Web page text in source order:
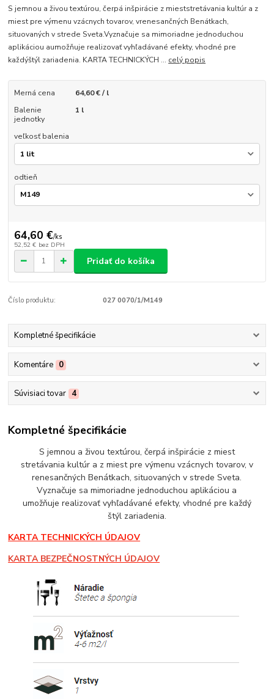
S jemnou a živou textúrou, čerpá inšpirácie z mieststretávania kultúr a z
miest pre výmenu vzácnych tovarov, vrenesančných Benátkach,
situovaných v strede Sveta.Vyznačuje sa mimoriadne jednoduchou
aplikáciou aumožňuje realizovať vyhľadávané efekty, vhodné pre
každýštýl zariadenia. KARTA TECHNICKÝCH ... celý popis
Merná cena
64,60 € / l
Balenie
jednotky
1 l
veľkosť balenia
odtieň
64,60 €/ks
52,52 € bez DPH
Pridať do košíka
Číslo produktu: 027 0070/1/M149
Kompletné špecifikácie
Komentáre 0
Súvisiaci tovar 4
Kompletné špecifikácie
S jemnou a živou textúrou, čerpá inšpirácie z miest
stretávania kultúr a z miest pre výmenu vzácnych tovarov, v
renesančných Benátkach, situovaných v strede Sveta.
Vyznačuje sa mimoriadne jednoduchou aplikáciou a
umožňuje realizovať vyhľadávané efekty, vhodné pre každý
štýl zariadenia.
KARTA TECHNICKÝCH ÚDAJOV
KARTA BEZPEČNOSTNÝCH ÚDAJOV